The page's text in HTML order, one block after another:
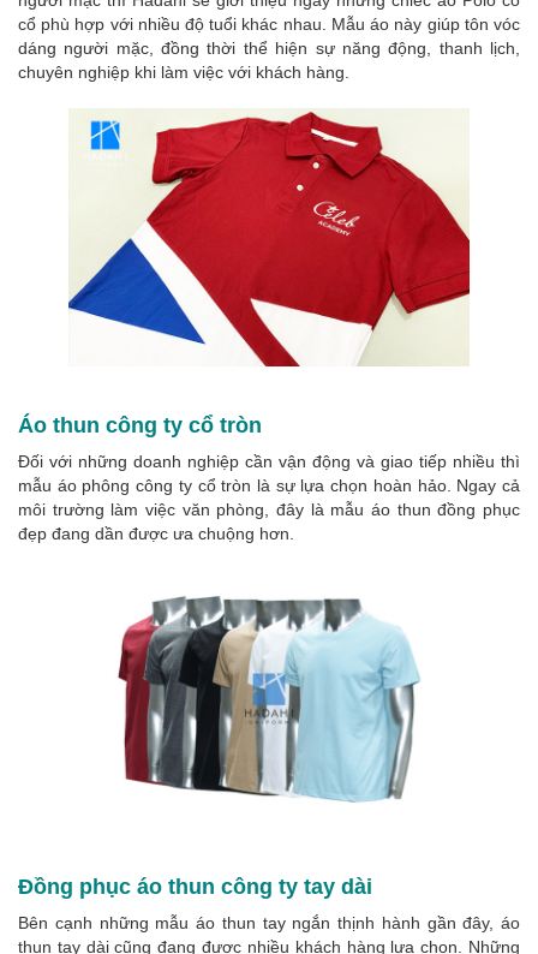
cổ phù hợp với nhiều độ tuổi khác nhau. Mẫu áo này giúp tôn vóc
dáng người mặc, đồng thời thể hiện sự năng động, thanh lịch,
chuyên nghiệp khi làm việc với khách hàng.
Áo thun công ty cổ tròn
Đối với những doanh nghiệp cần vận động và giao tiếp nhiều thì
mẫu áo phông công ty cổ tròn là sự lựa chọn hoàn hảo. Ngay cả
môi trường làm việc văn phòng, đây là mẫu áo thun đồng phục
đẹp đang dần được ưa chuộng hơn.
Đồng phục áo thun công ty tay dài
Bên cạnh những mẫu áo thun tay ngắn thịnh hành gần đây, áo
thun tay dài cũng đang được nhiều khách hàng lựa chọn. Những